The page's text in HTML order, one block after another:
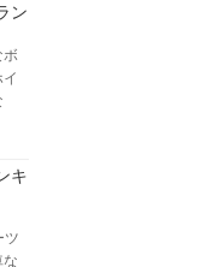
ン
キ
ツ
な